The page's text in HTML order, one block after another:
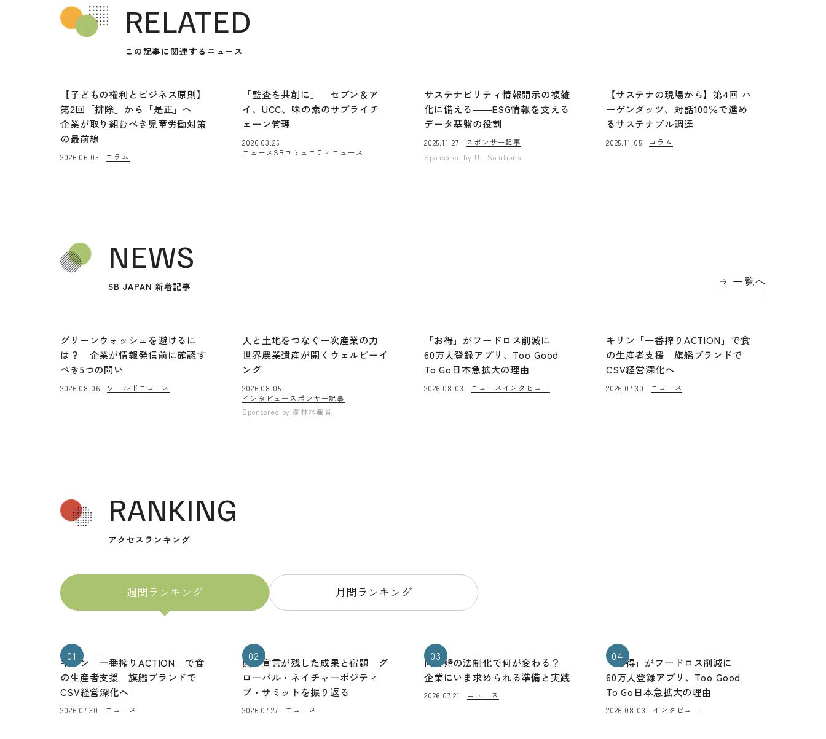
RELATED
この記事に関連するニュース
【子どもの権利とビジネス原則】
第2回「排除」から「是正」へ
企業が取り組むべき児童労働対策
の最前線
2026.06.05 コラム
「監査を共創に」 セブン＆ア
イ、UCC、味の素のサプライチ
ェーン管理
2026.03.25
ニュースSBコミュニティニュース
サステナビリティ情報開示の複雑
化に備える――ESG情報を支える
データ基盤の役割
2025.11.27
スポンサー記事
Sponsored by UL Solutions
【サステナの現場から】第4回 ハ
ーゲンダッツ、対話100％で進め
るサステナブル調達
2025.11.05 コラム
NEWS
SB JAPAN 新着記事 一覧へ
グリーンウォッシュを避けるに
は？ 企業が情報発信前に確認す
べき5つの問い
2026.08.06 ワールドニュース
人と土地をつなぐ一次産業の力
世界農業遺産が開くウェルビーイ
ング
2026.08.05
インタビュースポンサー記事
Sponsored by 農林水産省
「お得」がフードロス削減に
60万人登録アプリ、Too Good
To Go日本急拡大の理由
2026.08.03 ニュース インタビュー
キリン「一番搾りACTION」で食
の生産者支援 旗艦ブランドで
CSV経営深化へ
2026.07.30 ニュース
RANKING
アクセスランキング
週間ランキング 月間ランキング
01
キリン「一番搾りACTION」で食
の生産者支援 旗艦ブランドで
CSV経営深化へ
2026.07.30 ニュース
02
熊本宣言が残した成果と宿題 グ
ローバル・ネイチャーポジティ
ブ・サミットを振り返る
2026.07.27 ニュース
03
同性婚の法制化で何が変わる？
企業にいま求められる準備と実践
2026.07.21 ニュース
04
「お得」がフードロス削減に
60万人登録アプリ、Too Good
To Go日本急拡大の理由
2026.08.03 インタビュー